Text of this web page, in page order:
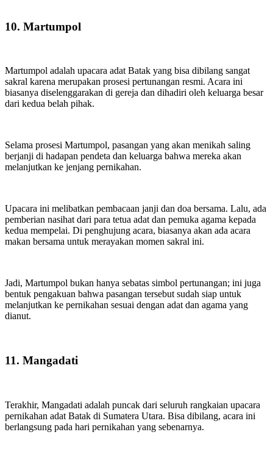
10. Martumpol
Martumpol adalah upacara adat Batak yang bisa dibilang sangat
sakral karena merupakan prosesi pertunangan resmi. Acara ini
biasanya diselenggarakan di gereja dan dihadiri oleh keluarga besar
dari kedua belah pihak.
Selama prosesi Martumpol, pasangan yang akan menikah saling
berjanji di hadapan pendeta dan keluarga bahwa mereka akan
melanjutkan ke jenjang pernikahan.
Upacara ini melibatkan pembacaan janji dan doa bersama. Lalu, ada
pemberian nasihat dari para tetua adat dan pemuka agama kepada
kedua mempelai. Di penghujung acara, biasanya akan ada acara
makan bersama untuk merayakan momen sakral ini.
Jadi, Martumpol bukan hanya sebatas simbol pertunangan; ini juga
bentuk pengakuan bahwa pasangan tersebut sudah siap untuk
melanjutkan ke pernikahan sesuai dengan adat dan agama yang
dianut.
11. Mangadati
Terakhir, Mangadati adalah puncak dari seluruh rangkaian upacara
pernikahan adat Batak di Sumatera Utara. Bisa dibilang, acara ini
berlangsung pada hari pernikahan yang sebenarnya.